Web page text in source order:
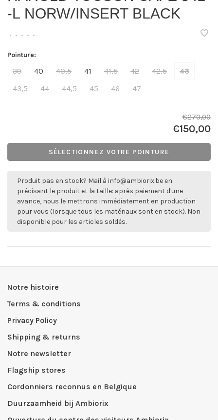
-L NORW/INSERT BLACK
• • • • •
Pointure:
39 40 40,5 41 41,5 42 42,5
43
43,5
44 44,5 45 46 47
€270,00
€150,00
SÉLECTIONNEZ VOTRE POINTURE
Produit pas en stock? Mail à info@ambiorix.be en
précisant le produit et la taille: après paiement d'une
avance, nous le mettrons immédiatement en production
pour vous (lorsque tous les matériaux sont en stock). Non
disponible pour les articles soldés.
Notre histoire
Terms & conditions
Privacy Policy
Shipping & returns
Notre newsletter
Flagship stores
Cordonniers reconnus en Belgique
Duurzaamheid bij Ambiorix